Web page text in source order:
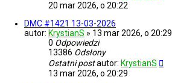
20 mar 2026, o 20:22
DMC #1421 13-03-2026
autor: KrystianS » 13 mar 2026, o 20:29
0 Odpowiedzi
13386 Odsłony
Ostatni postautor: KrystianS
13 mar 2026, o 20:29